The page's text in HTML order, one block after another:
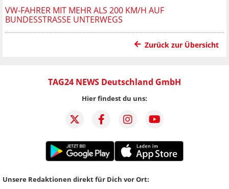
VW-FAHRER MIT MEHR ALS 200 KM/H AUF
BUNDESSTRASSE UNTERWEGS
Zurück zur Übersicht
TAG24 NEWS Deutschland GmbH
Hier findest du uns:
Unsere Redaktionen direkt für Dich vor Ort: